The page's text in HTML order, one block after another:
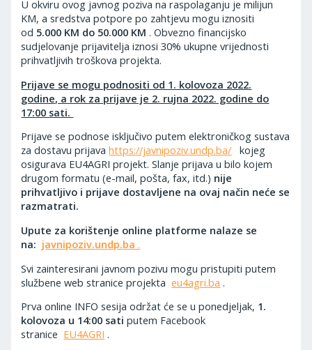
U okviru ovog javnog poziva na raspolaganju je milijun
KM, a sredstva potpore po zahtjevu mogu iznositi
od 5.000 KM do 50.000 KM . Obvezno financijsko
sudjelovanje prijavitelja iznosi 30% ukupne vrijednosti
prihvatljivih troškova projekta.
Prijave se mogu podnositi od 1. kolovoza 2022.
godine, a rok za prijave je 2. rujna 2022. godine do
17:00 sati.
Prijave se podnose isključivo putem elektroničkog sustava
za dostavu prijavahttps://javnipoziv.undp.ba/ kojeg
osigurava EU4AGRI projekt. Slanje prijava u bilo kojem
drugom formatu (e-mail, pošta, fax, itd.) nije
prihvatljivo i prijave dostavljene na ovaj način neće se
razmatrati.
Upute za korištenje online platforme nalaze se
na: javnipoziv.undp.ba .
Svi zainteresirani javnom pozivu mogu pristupiti putem
službene web stranice projektaeu4agri.ba .
Prva online INFO sesija održat će se u ponedjeljak, 1.
kolovoza u 14:00 sati putem Facebook
stranice EU4AGRI .